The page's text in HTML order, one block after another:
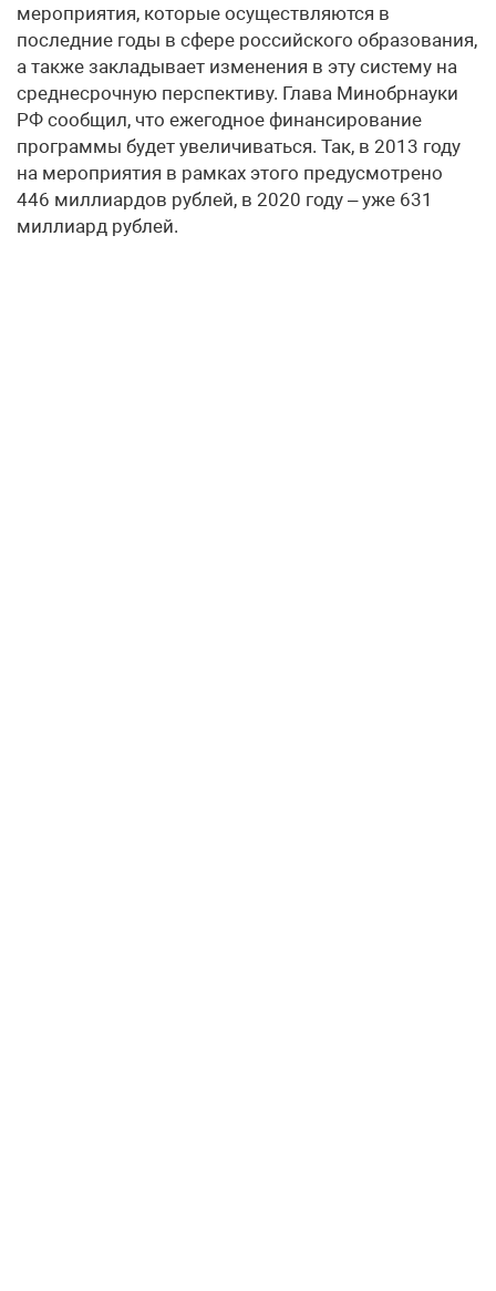
мероприятия, которые осуществляются в
последние годы в сфере российского образования,
а также закладывает изменения в эту систему на
среднесрочную перспективу. Глава Минобрнауки
РФ сообщил, что ежегодное финансирование
программы будет увеличиваться. Так, в 2013 году
на мероприятия в рамках этого предусмотрено
446 миллиардов рублей, в 2020 году – уже 631
миллиард рублей.